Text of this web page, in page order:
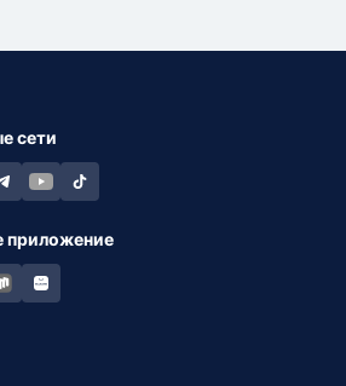
сети
приложение